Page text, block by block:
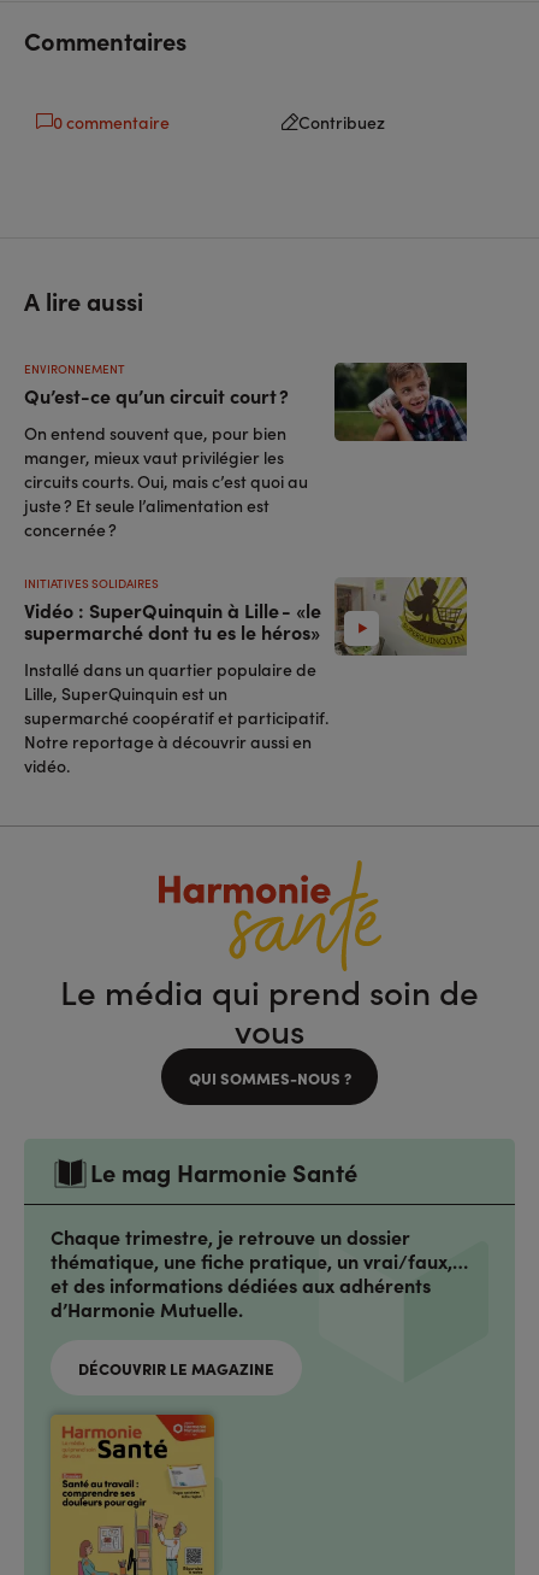
Commentaires
0 commentaire Contribuez
A lire aussi
Qu’est-ce qu’un circuit court ?
ENVIRONNEMENT
On entend souvent que, pour bien
manger, mieux vaut privilégier les
circuits courts. Oui, mais c’est quoi au
juste ? Et seule l’alimentation est
concernée ?
Vidéo : SuperQuinquin à Lille - «le
supermarché dont tu es le héros»
INITIATIVES SOLIDAIRES
Installé dans un quartier populaire de
Lille, SuperQuinquin est un
supermarché coopératif et participatif.
Notre reportage à découvrir aussi en
vidéo.
Le média qui prend soin de
vous
QUI SOMMES-NOUS ?
Le mag Harmonie Santé
Chaque trimestre, je retrouve un dossier
thématique, une fiche pratique, un vrai/faux,…
et des informations dédiées aux adhérents
d’Harmonie Mutuelle.
DÉCOUVRIR LE MAGAZINE